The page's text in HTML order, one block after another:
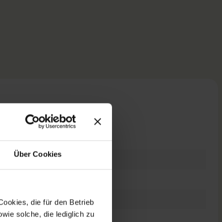
Über Cookies
die für den Betrieb
solche, die lediglich zu
geöffnet